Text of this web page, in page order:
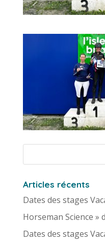
Articles récents
Dates des stages
Horseman Science »
Dates des stages